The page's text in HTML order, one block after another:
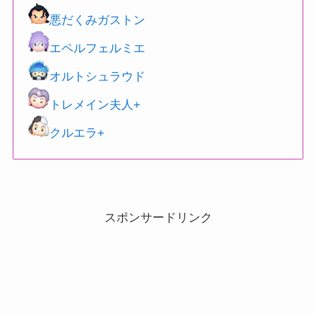
悪だくみガストン
エペルフェルミエ
オルトシュラウド
トレメイン夫人+
クルエラ+
スポンサードリンク